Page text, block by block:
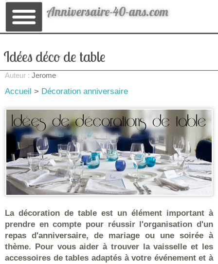
Anniversaire-40-ans.com
Idées déco de table
Auteur : Jerome
Accueil > Décoration anniversaire
La décoration de table est un élément important à
prendre en compte pour réussir l'organisation d'un
repas d'anniversaire, de mariage ou une soirée à
thème. Pour vous aider à trouver la vaisselle et les
accessoires de tables adaptés à votre événement et à